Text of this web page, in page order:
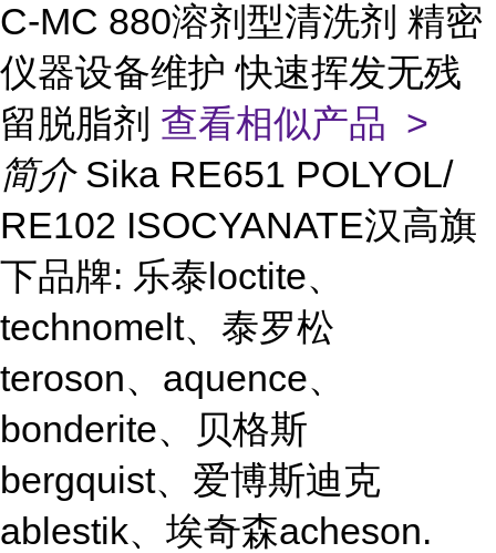
C-MC 880溶剂型清洗剂 精密
仪器设备维护 快速挥发无残
留脱脂剂 查看相似产品 >
简介 Sika RE651 POLYOL/
RE102 ISOCYANATE汉高旗
下品牌: 乐泰loctite、
technomelt、泰罗松
teroson、aquence、
bonderite、贝格斯
bergquist、爱博斯迪克
ablestik、埃奇森acheson.